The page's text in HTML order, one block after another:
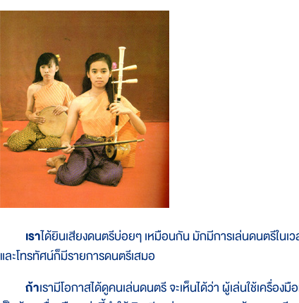
เราได้ยินเสียงดนตรีบ่อยๆ เหมือนกัน มักมีการเล่นดนตรีใน
และโทรทัศน์ก็มีรายการดนตรีเสมอ
ถ้าเรามีโอกาสได้ดูคนเล่นดนตรี จะเห็นได้ว่า ผู้เล่นใช้เครื่อ